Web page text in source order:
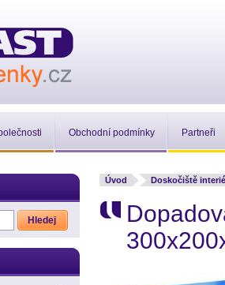
Obchodní podmínky Partneři
Úvod Doskočiště